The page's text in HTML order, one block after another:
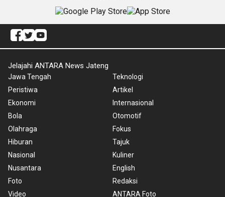
Jelajahi ANTARA News Jateng
Jawa Tengah
Peristiwa
Ekonomi
Bola
Olahraga
Hiburan
Nasional
Nusantara
Foto
Video
Teknologi
Artikel
Internasional
Otomotif
Fokus
Tajuk
Kuliner
English
Redaksi
ANTARA Foto